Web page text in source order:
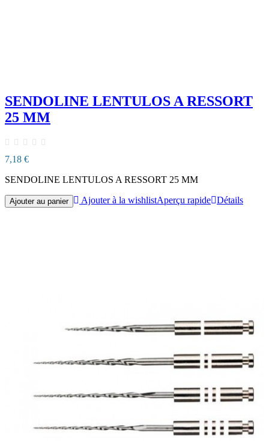
SENDOLINE LENTULOS A RESSORT
25 MM
7,18 €
SENDOLINE LENTULOS A RESSORT 25 MM
Ajouter au panier Ajouter à la wishlistAperçu rapide Détails